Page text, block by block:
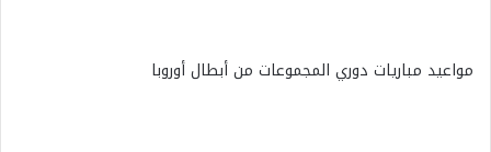
مواعيد مباريات دوري المجموعات من أبطال أوروبا